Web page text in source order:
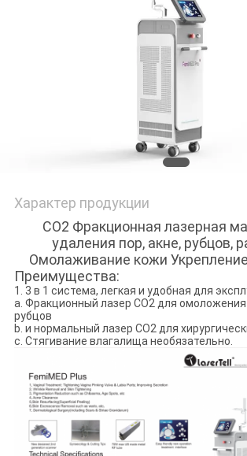
Характер продукции
CO2 Фракционная лазерная
удаления пор, акне, рубцов,
Омолаживание кожи
Преимущества:
1. 3 в 1 система, легкая и удобная для
a. Фракционный лазер CO2 для
рубцов
b. и нормальный лазер CO2 для
c. Стягивание влагалища необязательно.